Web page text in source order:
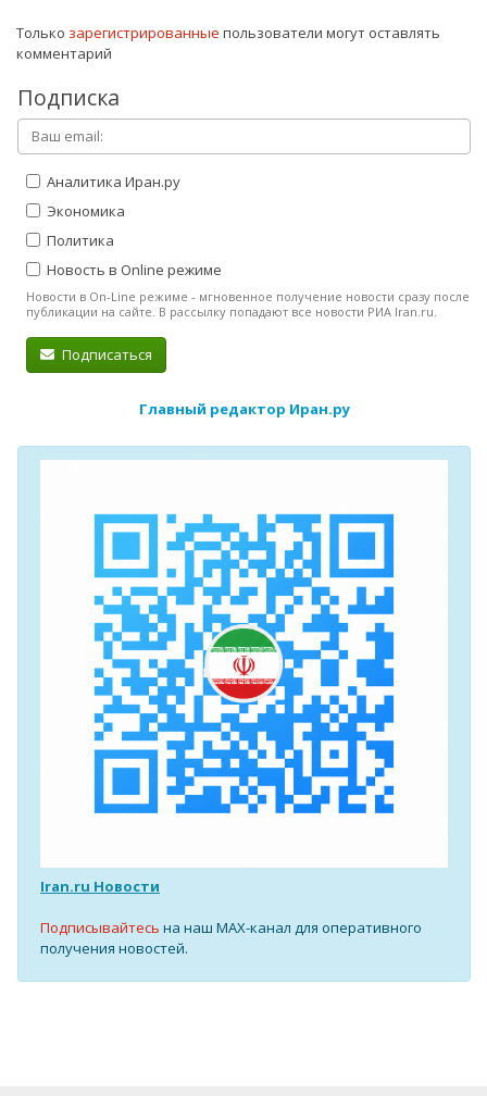
Только зарегистрированные пользователи могут оставлять
комментарий
Подписка
Аналитика Иран.ру
Экономика
Политика
Новость в Online режиме
Новости в On-Line режиме - мгновенное получение новости сразу после
публикации на сайте. В рассылку попадают все новости РИА Iran.ru.
Подписаться
Главный редактор Иран.ру
Iran.ru Новости
Подписывайтесь на наш MAX-канал для оперативного
получения новостей.